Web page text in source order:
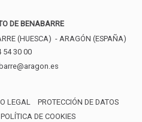
DE BENABARRE
(HUESCA) - ARAGÓN (ESPAÑA)
54 30 00
LEGAL
PROTECCIÓN DE DATOS
POLÍTICA DE COOKIES